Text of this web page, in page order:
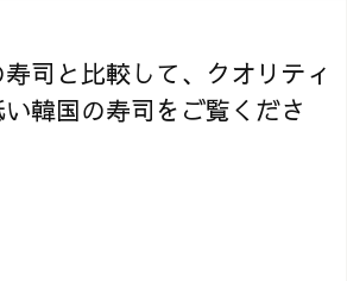
司と比較して、クオリティ
韓国の寿司をご覧くださ